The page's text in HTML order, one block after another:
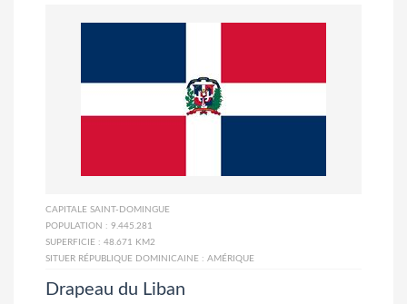
CAPITALE SAINT-DOMINGUE
POPULATION : 9.445.281
SUPERFICIE : 48.671 KM2
SITUER RÉPUBLIQUE DOMINICAINE : AMÉRIQUE
Drapeau du Liban